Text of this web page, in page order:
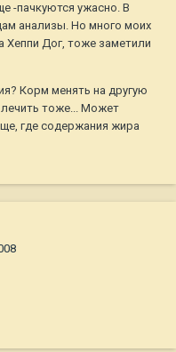
-пачкуются ужасно. В
анализы. Но много моих
Хеппи Дог, тоже заметили
Корм менять на другую
лечить тоже... Может
где содержания жира